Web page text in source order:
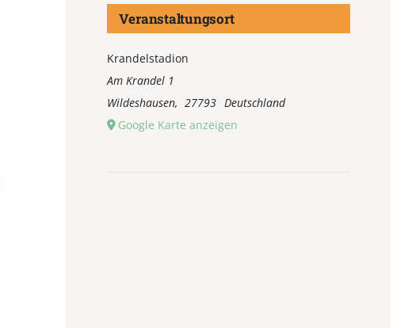
Veranstaltungsort
Krandelstadion
Am Krandel 1
Wildeshausen, 27793 Deutschland
Google Karte anzeigen